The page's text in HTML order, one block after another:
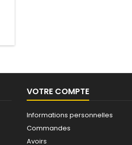
VOTRE COMPTE
Informations personnelles
Commandes
Avoirs